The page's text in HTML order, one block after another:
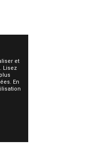
et
Lisez
En